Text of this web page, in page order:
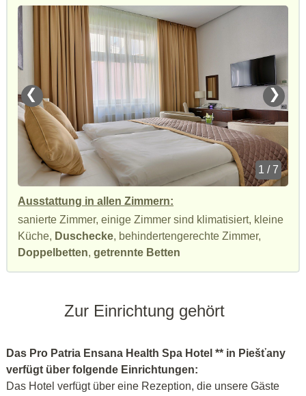
❮ ❯
1 / 7
Ausstattung in allen Zimmern:
sanierte Zimmer, einige Zimmer sind klimatisiert, kleine
Küche, Duschecke, behindertengerechte Zimmer,
Doppelbetten, getrennte Betten
Zur Einrichtung gehört
Das Pro Patria Ensana Health Spa Hotel ** in Piešťany
verfügt über folgende Einrichtungen:
Das Hotel verfügt über eine Rezeption, die unsere Gäste